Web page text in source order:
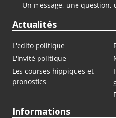
Un message, une question,
Actualités
L'édito politique
L'invité politique
Les courses hippiques et
pronostics
Informations